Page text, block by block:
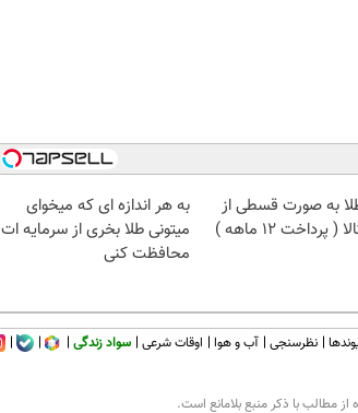
به صورت قسطی از
پرداخت 12 ماهه )
به هر اندازه ای که میخوای
میتونی طلا بخری از سرمایه ات
محافظت کنی
نظرسنجی آب و هوا اوقات شرعی سواد زندگی
مطالب با ذكر منبع بلامانع است.